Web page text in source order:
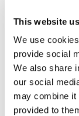
This website
We use
provide social
We also share
our social
may combine it
provided to
Probados
En el Thule
Suecia, los
extremas.
diseñados
la forma más